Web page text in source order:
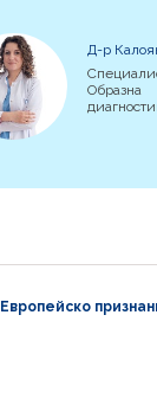
Д-р
Образна
Европейско